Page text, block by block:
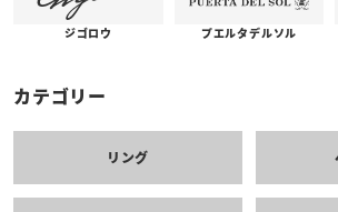
ジゴロウ プエルタデルソル
カテゴリー
リング